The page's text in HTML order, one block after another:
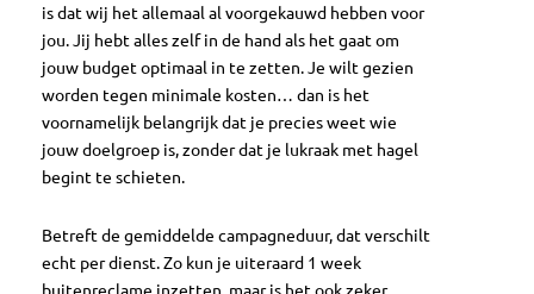
is dat wij het allemaal al voorgekauwd hebben voor
jou. Jij hebt alles zelf in de hand als het gaat om
jouw budget optimaal in te zetten. Je wilt gezien
worden tegen minimale kosten… dan is het
voornamelijk belangrijk dat je precies weet wie
jouw doelgroep is, zonder dat je lukraak met hagel
begint te schieten.
Betreft de gemiddelde campagneduur, dat verschilt
echt per dienst. Zo kun je uiteraard 1 week
buitenreclame inzetten, maar is het ook zeker